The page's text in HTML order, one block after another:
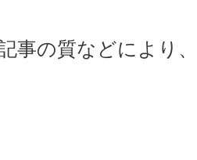
事の質などにより